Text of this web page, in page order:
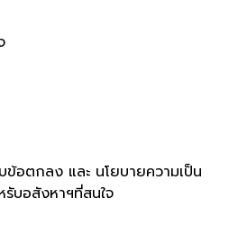
ข้อตกลง และ นโยบายความเป็น
บอสังหาฯที่สนใจ